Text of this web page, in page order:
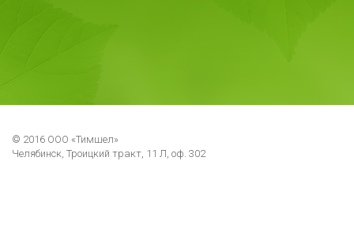
© 2016 ООО «Тимшел»
Челябинск, Троицкий тракт, 11 Л, оф. 302